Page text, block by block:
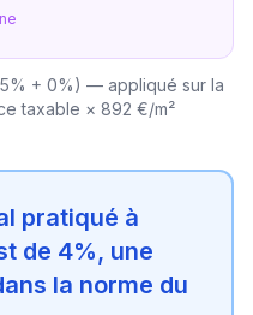
+ 0%) — appliqué sur la
taxable × 892 €/m²
pratiqué à
de 4%, une
la norme du